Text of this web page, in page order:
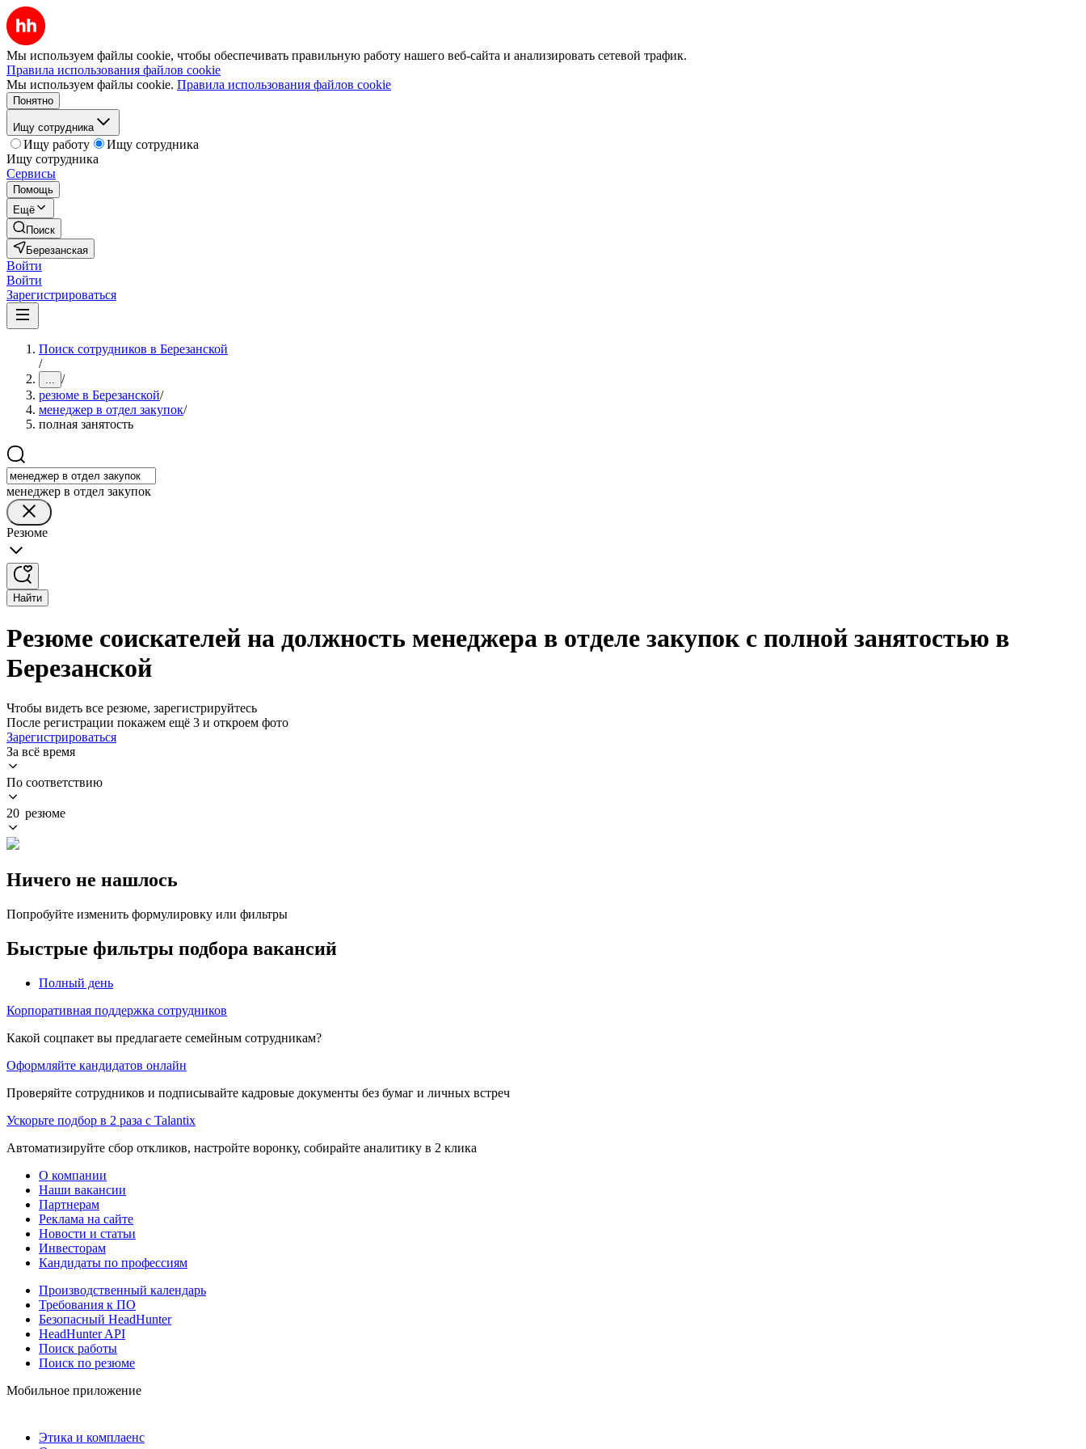
Мы используем файлы cookie, чтобы обеспечивать правильную работу нашего веб-сайта и анализировать сетевой трафик.
Правила использования файлов cookie
Мы используем файлы cookie. Правила использования файлов cookie
Понятно
Ищу сотрудника
Ищу работу
Ищу сотрудника
Ищу сотрудника
Сервисы
Помощь
Ещё
Поиск
Березанская
Войти
Войти
Зарегистрироваться
Поиск сотрудников в Березанской
/
... /
резюме в Березанской/
менеджер в отдел закупок/
полная занятость
менеджер в отдел закупок
Резюме
Найти
Резюме соискателей на должность менеджера в отделе закупок с полной занятостью в
Березанской
Чтобы видеть все резюме, зарегистрируйтесь
После регистрации покажем ещё 3 и откроем фото
Зарегистрироваться
За всё время
По соответствию
20 резюме
Ничего не нашлось
Попробуйте изменить формулировку или фильтры
Быстрые фильтры подбора вакансий
Полный день
Корпоративная поддержка сотрудников
Какой соцпакет вы предлагаете семейным сотрудникам?
Оформляйте кандидатов онлайн
Проверяйте сотрудников и подписывайте кадровые документы без бумаг и личных встреч
Ускорьте подбор в 2 раза с Talantix
Автоматизируйте сбор откликов, настройте воронку, собирайте аналитику в 2 клика
О компании
Наши вакансии
Партнерам
Реклама на сайте
Новости и статьи
Инвесторам
Кандидаты по профессиям
Производственный календарь
Требования к ПО
Безопасный HeadHunter
HeadHunter API
Поиск работы
Поиск по резюме
Мобильное приложение
Этика и комплаенс